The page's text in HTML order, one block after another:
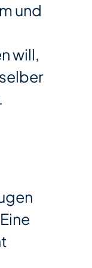
und
will,